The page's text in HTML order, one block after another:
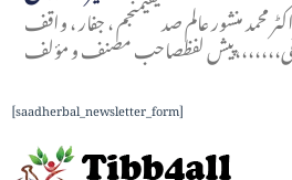
محمد منشور عالم صدیقیمنجم ، جفار ، واقف
لفظصاحب مصنف و مؤلف
[saadherbal_newsletter_form]